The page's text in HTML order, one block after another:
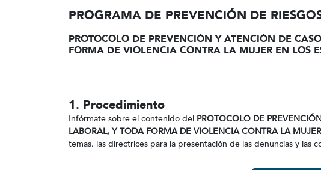
PROGRAMA DE PREVENCIÓN DE
PROTOCOLO DE PREVENCIÓN Y ATENCIÓN DE
FORMA DE VIOLENCIA CONTRA LA MUJER EN LOS
1. Procedimiento
Infórmate sobre el contenido del PROTOCOLO DE
LABORAL, Y TODA FORMA DE VIOLENCIA CONTRA LA
temas, las directrices para la presentación de las denuncias y las